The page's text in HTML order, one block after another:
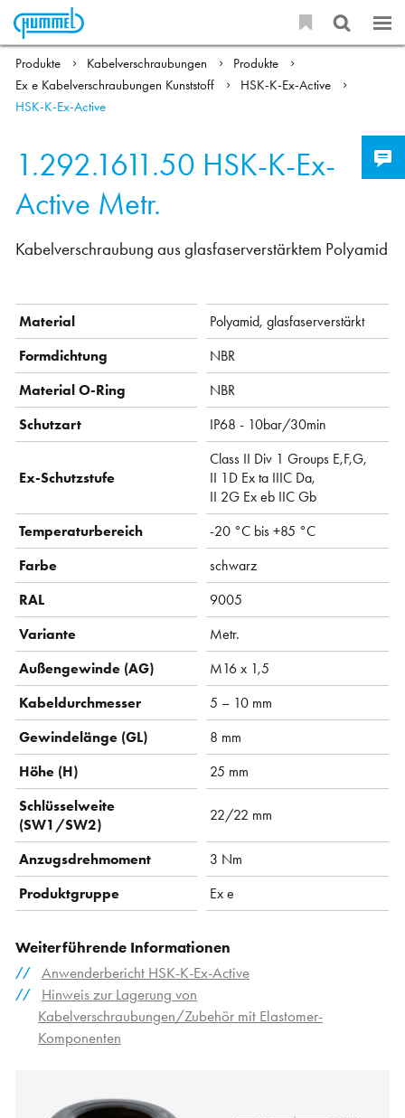
Produkte Kabelverschraubungen
Produkte
Ex e Kabelverschraubungen Kunststoff
HSK-K-Ex-Active
HSK-K-Ex-Active
1.292.1611.50 HSK-K-Ex-
Active Metr.
Kabelverschraubung aus glasfaserverstärktem Polyamid
Material
Polyamid, glasfaserverstärkt
Formdichtung
NBR
Material O-Ring
NBR
Schutzart
IP68 - 10bar/30min
Ex-Schutzstufe
Class II Div 1 Groups E,F,G,
II 1D Ex ta IIIC Da,
II 2G Ex eb IIC Gb
Temperaturbereich
-20 °C bis +85 °C
Farbe
schwarz
RAL
9005
Variante
Metr.
Außengewinde (AG)
M16 x 1,5
Kabeldurchmesser
5 – 10 mm
Gewindelänge (GL)
8 mm
Höhe (H)
25 mm
Schlüsselweite
(SW1/SW2)
22/22 mm
Anzugsdrehmoment
3 Nm
Produktgruppe
Ex e
Weiterführende Informationen
Anwenderbericht HSK-K-Ex-Active
Hinweis zur Lagerung von
Kabelverschraubungen/Zubehör mit Elastomer-
Komponenten